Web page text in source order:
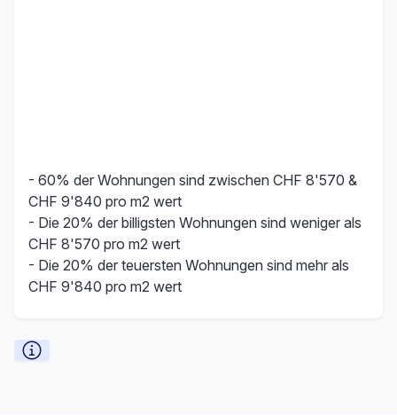
- 60% der Wohnungen sind zwischen CHF 8'570 &
CHF 9'840 pro m2 wert
- Die 20% der billigsten Wohnungen sind weniger als
CHF 8'570 pro m2 wert
- Die 20% der teuersten Wohnungen sind mehr als
CHF 9'840 pro m2 wert